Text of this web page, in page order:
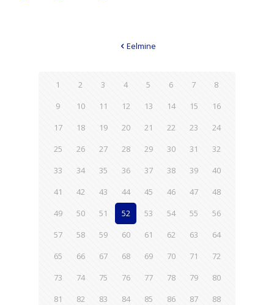
Eelmine
1 2 3 4 5 6 7
8
9
10 11 12 13 14 15
16
17
18 19 20 21 22 23
24
25
26 27 28 29 30 31
32
33
34 35 36 37 38 39
40
41
42 43 44 45 46 47
48
49
50 51 52 53 54 55
56
57
58 59 60 61 62 63
64
65
66 67 68 69 70 71
72
73
74 75 76 77 78 79
80
81
82 83 84 85 86 87
88